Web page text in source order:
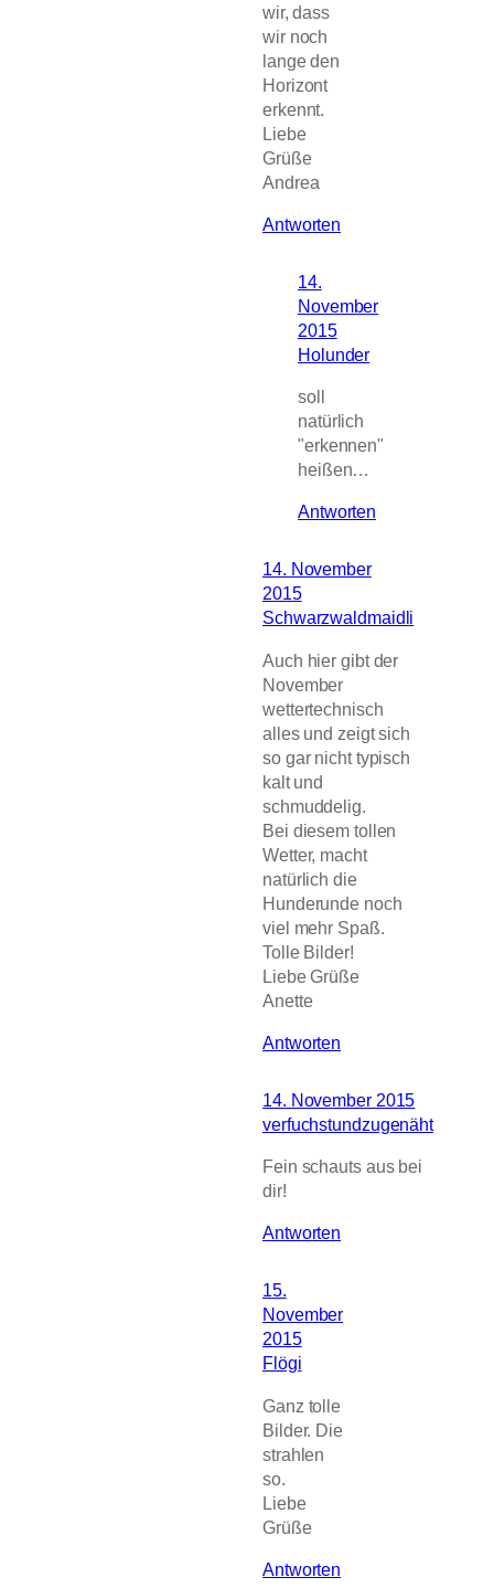
wir, dass
wir noch
lange den
Horizont
erkennt.
Liebe
Grüße
Andrea
Antworten
14.
November
2015
Holunder
soll
natürlich
"erkennen"
heißen…
Antworten
14. November
2015
Schwarzwaldmaidli
Auch hier gibt der
November
wettertechnisch
alles und zeigt sich
so gar nicht typisch
kalt und
schmuddelig.
Bei diesem tollen
Wetter, macht
natürlich die
Hunderunde noch
viel mehr Spaß.
Tolle Bilder!
Liebe Grüße
Anette
Antworten
14. November 2015
verfuchstundzugenäht
Fein schauts aus bei
dir!
Antworten
15.
November
2015
Flögi
Ganz tolle
Bilder. Die
strahlen
so.
Liebe
Grüße
Antworten